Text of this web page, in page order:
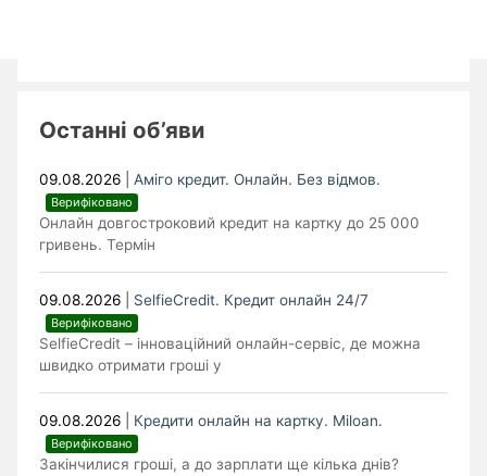
Останні об’яви
09.08.2026 Аміго кредит. Онлайн. Без відмов.
Верифіковано
Онлайн довгостроковий кредит на картку до 25 000
гривень. Термін
09.08.2026 SelfieCredit. Кредит онлайн 24/7
Верифіковано
SelfieCredit – інноваційний онлайн-сервіс, де можна
швидко отримати гроші у
09.08.2026 Кредити онлайн на картку. Miloan.
Верифіковано
Закінчилися гроші, а до зарплати ще кілька днів?